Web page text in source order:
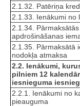
2.1.32. Patēriņa
2.1.33. Ienākumi no
2.1.34.
apdrošināšanas
2.1.35. Pārmaksātā
nodokļa atmaksa
2.2. Ienākumi,
pilniem 12
iesnieguma
2.2.1. Ienākumi no
pieauguma